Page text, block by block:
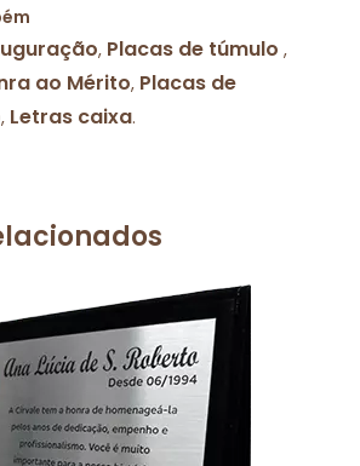
, Placas de túmulo ,
ao Mérito, Placas de
, Letras caixa.